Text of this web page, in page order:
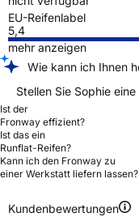
EU-Reifenlabel
5,4
mehr anzeigen
Wie kann ich Ihnen
Stellen Sie Sophie
Ist der
Fronway effizient?
Ist das ein
Runflat-Reifen?
Kann ich den Fronway zu
einer Werkstatt liefern lassen?
Kundenbewertungen